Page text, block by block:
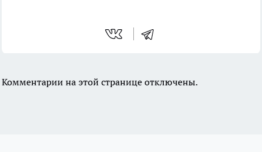
Комментарии на этой странице отключены.